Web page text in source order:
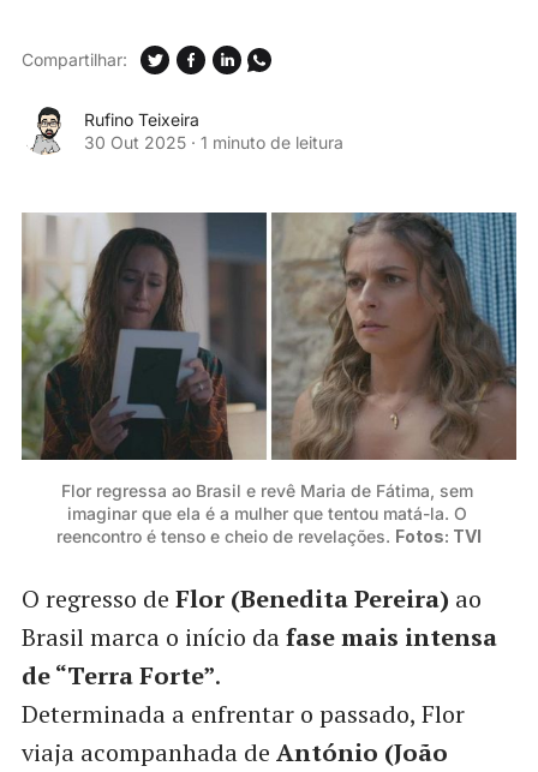
Rufino Teixeira
30 Out 2025 · 1 minuto de leitura
Compartilhar:
Flor regressa ao Brasil e revê Maria de Fátima, sem
imaginar que ela é a mulher que tentou matá-la. O
reencontro é tenso e cheio de revelações. Fotos: TVI
O regresso de Flor (Benedita Pereira) ao
Brasil marca o início dafase mais intensa
de “Terra Forte”.
Determinada a enfrentar o passado, Flor
viaja acompanhada de António (João